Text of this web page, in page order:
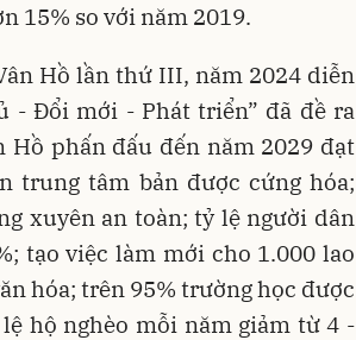
15% so với năm 2019.
Hồ lần thứ III, năm 2024 diễn
- Đổi mới - Phát triển” đã đề ra
phấn đấu đến năm 2029 đạt
trung tâm bản được cứng hóa;
xuyên an toàn; tỷ lệ người dân
tạo việc làm mới cho 1.000 lao
hóa; trên 95% trường học được
hộ nghèo mỗi năm giảm từ 4 -